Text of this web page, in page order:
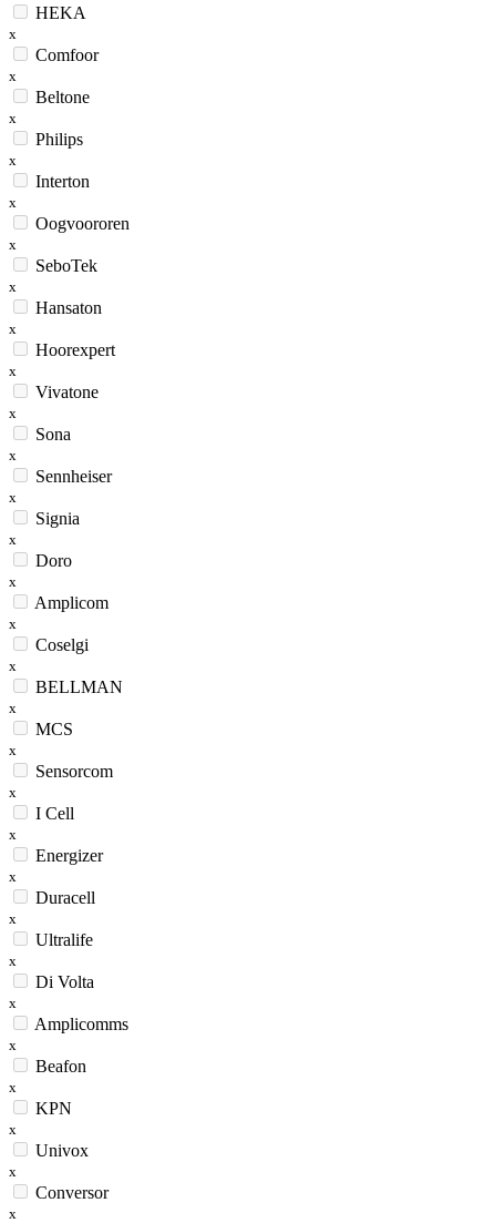
HEKA
x
Comfoor
x
Beltone
x
Philips
x
Interton
x
Oogvoororen
x
SeboTek
x
Hansaton
x
Hoorexpert
x
Vivatone
x
Sona
x
Sennheiser
x
Signia
x
Doro
x
Amplicom
x
Coselgi
x
BELLMAN
x
MCS
x
Sensorcom
x
I Cell
x
Energizer
x
Duracell
x
Ultralife
x
Di Volta
x
Amplicomms
x
Beafon
x
KPN
x
Univox
x
Conversor
x